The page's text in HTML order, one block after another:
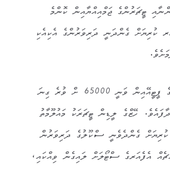
ޓީޗަރުންގެ ޖަމްއިއްޔާއިން ކޮންމެ
ކުރިޔަށް ގެންދަނީ ދަރިވަރުންގެ އެކިއެކި
މިފަހަރުގެ ފެއަރއިން ހޭޒުގެ ޕީޓީއޭއިން ވަނީ 65000 ށް ވުރެ ގިނަ
ހޭޒްގެ ލީޑިން ޓީޗަރަކު މައުލޫމާތު
ކުރިޔަށް ގެންދެވެނީ ސްކޫލުގެ ދަރިވަރުން
އެފެއަރގެ ސްޓޯލަށް ލައިގެން ވިއްކައި،